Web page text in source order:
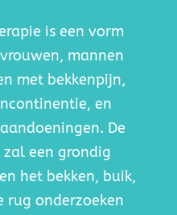
is een vorm
mannen
met bekkenpijn,
en
De
een grondig
het bekken, buik,
rug onderzoeken